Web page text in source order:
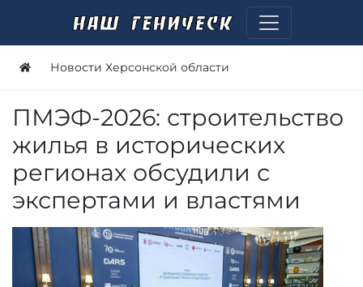
Новости Херсонской области
ПМЭФ-2026: строительство
жилья в исторических
регионах обсудили с
экспертами и властями